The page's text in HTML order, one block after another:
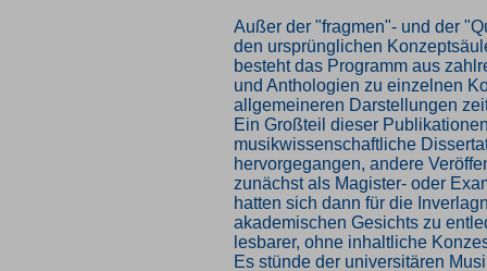
Außer der "fragmen"- und der
den ursprünglichen
besteht das Programm aus
und Anthologien zu einzelnen
allgemeineren Darstellungen
Ein Großteil dieser
musikwissenschaftliche
hervorgegangen, andere
zunächst als Magister- oder
hatten sich dann für die
akademischen Gesichts zu
lesbarer, ohne inhaltliche
Es stünde der universitären